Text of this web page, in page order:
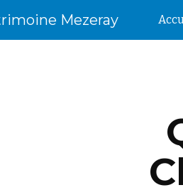
Skip
Mezeray